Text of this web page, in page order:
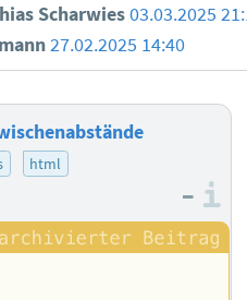
Scharwies03.03.2025
27.02.2025 14:40
html
–